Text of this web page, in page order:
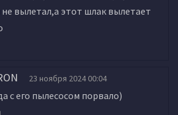
вылетал,а этот шлак вылетает
23 ноября 2024 00:04
с его пылесосом порвало)